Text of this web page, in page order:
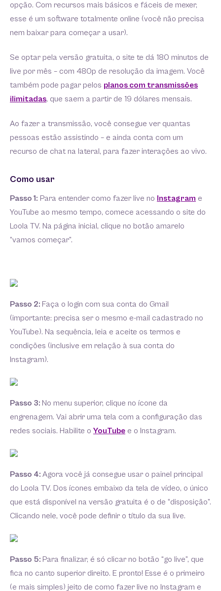
opção. Com recursos mais básicos e fáceis de mexer,
esse é um software totalmente online (você não precisa
nem baixar para começar a usar).
Se optar pela versão gratuita, o site te dá 180 minutos de
live por mês – com 480p de resolução da imagem. Você
também pode pagar pelos planos com transmissões
ilimitadas, que saem a partir de 19 dólares mensais.
Ao fazer a transmissão, você consegue ver quantas
pessoas estão assistindo – e ainda conta com um
recurso de chat na lateral, para fazer interações ao vivo.
Como usar
Passo 1: Para entender como fazer live no Instagram e
YouTube ao mesmo tempo, comece acessando o site do
Loola TV. Na página inicial, clique no botão amarelo
“vamos começar”.
Passo 2: Faça o login com sua conta do Gmail
(importante: precisa ser o mesmo e-mail cadastrado no
YouTube). Na sequência, leia e aceite os termos e
condições (inclusive em relação à sua conta do
Instagram).
Passo 3: No menu superior, clique no ícone da
engrenagem. Vai abrir uma tela com a configuração das
redes sociais. Habilite o YouTube e o Instagram.
Passo 4: Agora você já consegue usar o painel principal
do Loola TV. Dos ícones embaixo da tela de vídeo, o único
que está disponível na versão gratuita é o de “disposição”.
Clicando nele, você pode definir o título da sua live.
Passo 5: Para finalizar, é só clicar no botão “go live”, que
fica no canto superior direito. E pronto! Esse é o primeiro
(e mais simples) jeito de como fazer live no Instagram e